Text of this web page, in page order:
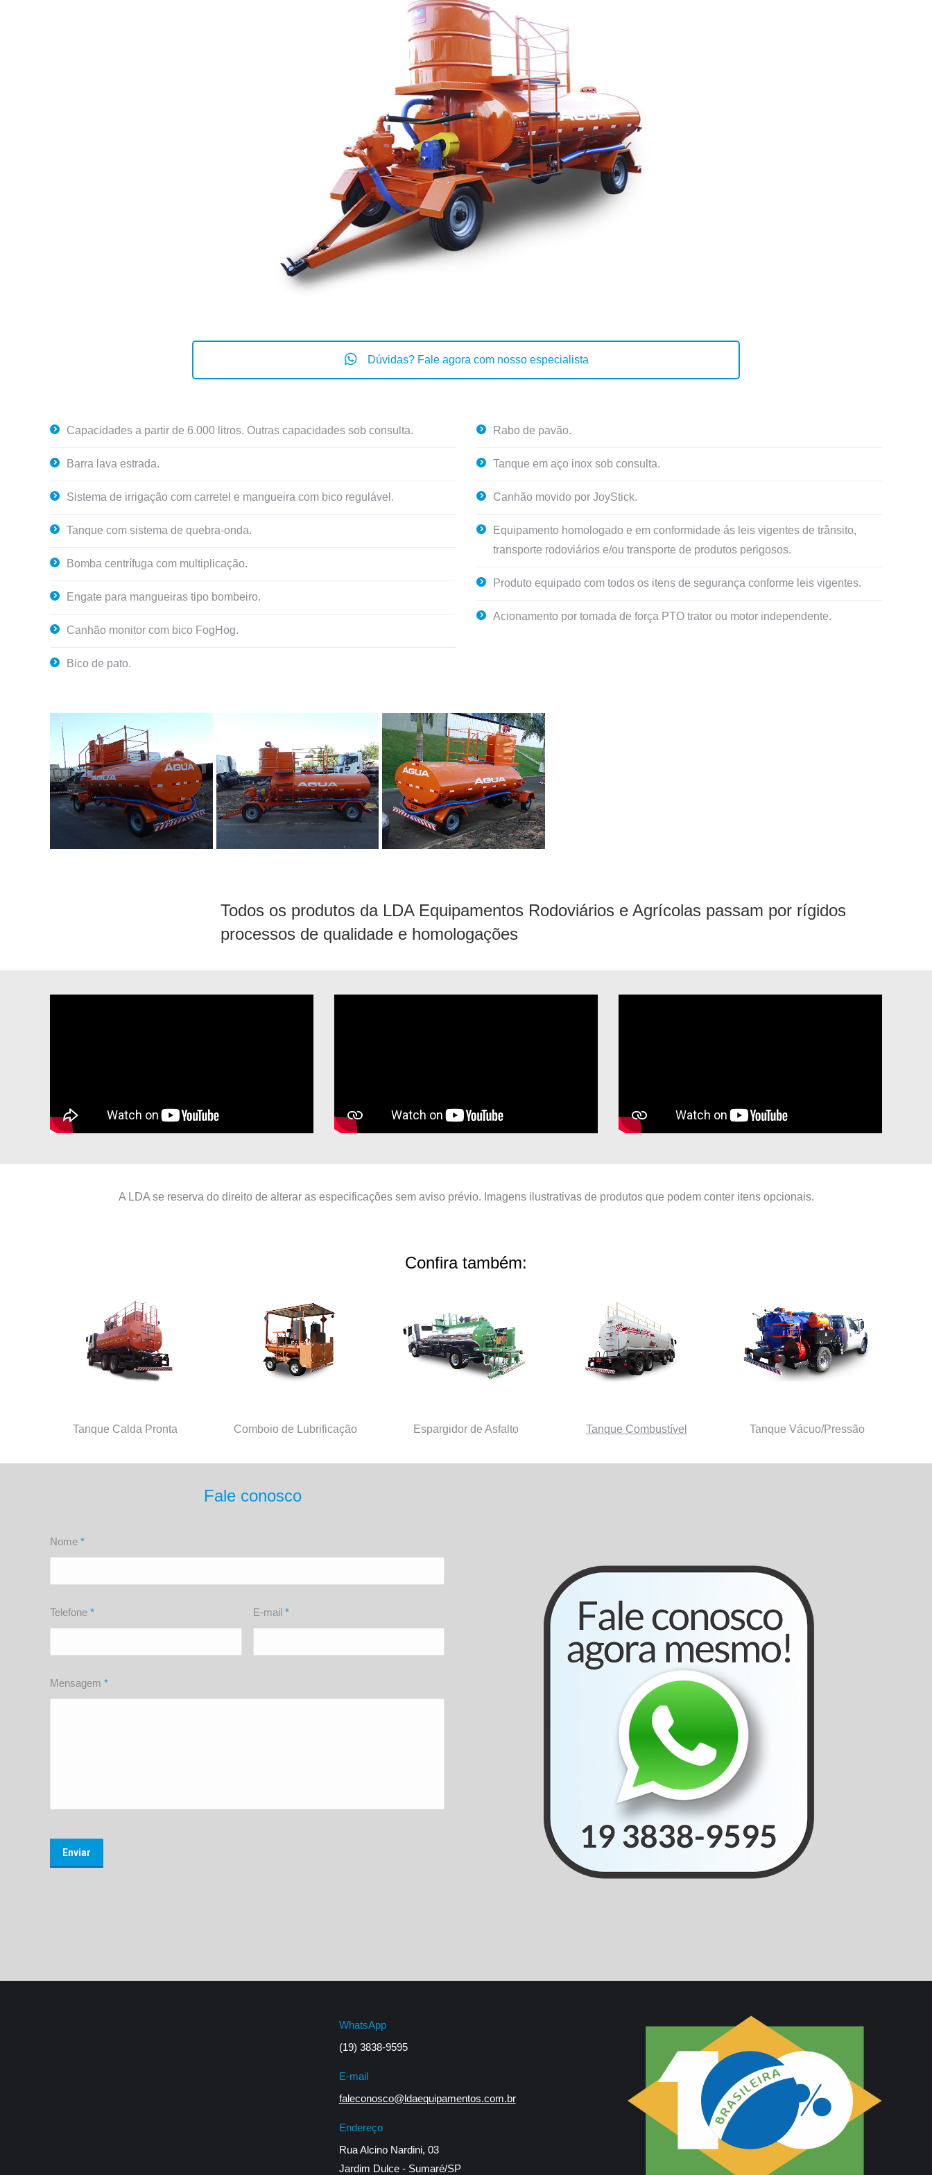
Dúvidas? Fale agora com nosso especialista
Capacidades a partir de 6.000 litros. Outras capacidades sob consulta.
Barra lava estrada.
Sistema de irrigação com carretel e mangueira com bico regulável.
Tanque com sistema de quebra-onda.
Bomba centrífuga com multiplicação.
Engate para mangueiras tipo bombeiro.
Canhão monitor com bico FogHog.
Bico de pato.
Rabo de pavão.
Tanque em aço inox sob consulta.
Canhão movido por JoyStick.
Equipamento homologado e em conformidade ás leis vigentes de trânsito,
transporte rodoviários e/ou transporte de produtos perigosos.
Produto equipado com todos os itens de segurança conforme leis vigentes.
Acionamento por tomada de força PTO trator ou motor independente.
Todos os produtos da LDA Equipamentos Rodoviários e Agrícolas passam por rígidos
processos de qualidade e homologações
A LDA se reserva do direito de alterar as especificações sem aviso prévio. Imagens ilustrativas de produtos que podem conter itens opcionais.
Confira também:
Tanque Calda Pronta Comboio de Lubrificação Espargidor de Asfalto Tanque Combustível Tanque Vácuo/Pressão
Fale conosco
Nome *
Telefone * E-mail *
Mensagem *
WhatsApp
(19) 3838-9595
E-mail
faleconosco@ldaequipamentos.com.br
Endereço
Rua Alcino Nardini, 03
Jardim Dulce - Sumaré/SP